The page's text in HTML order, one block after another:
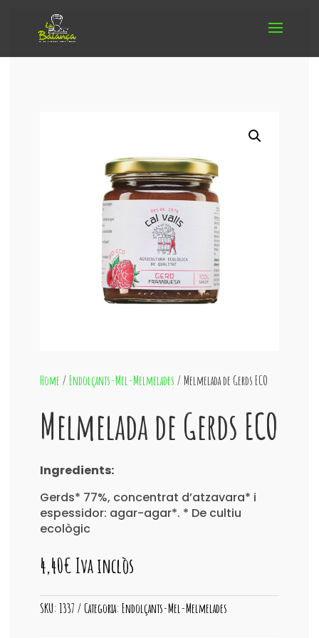
Home /Endolçants-Mel-Melmelades / Melmelada de Gerds ECO
Melmelada de Gerds ECO
Ingredients:
Gerds* 77%, concentrat d’atzavara* i
espessidor: agar-agar*. * De cultiu
ecològic
4,40€ Iva inclòs
SKU:1337 Categoria:Endolçants-Mel-Melmelades